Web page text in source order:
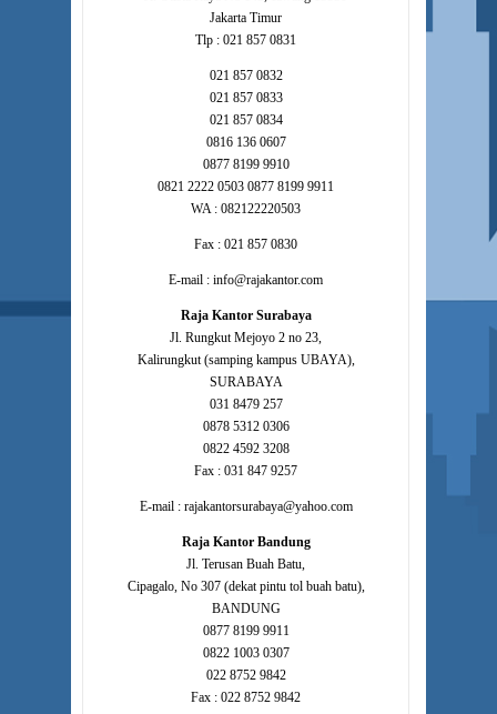
Jakarta Timur
Tlp : 021 857 0831
021 857 0832
021 857 0833
021 857 0834
0816 136 0607
0877 8199 9910
0821 2222 0503 0877 8199 9911
WA : 082122220503
Fax : 021 857 0830
E-mail : info@rajakantor.com
Raja Kantor Surabaya
Jl. Rungkut Mejoyo 2 no 23,
Kalirungkut (samping kampus UBAYA),
SURABAYA
031 8479 257
0878 5312 0306
0822 4592 3208
Fax : 031 847 9257
E-mail : rajakantorsurabaya@yahoo.com
Raja Kantor Bandung
Jl. Terusan Buah Batu,
Cipagalo, No 307 (dekat pintu tol buah batu),
BANDUNG
0877 8199 9911
0822 1003 0307
022 8752 9842
Fax : 022 8752 9842